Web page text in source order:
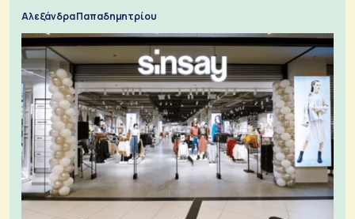
Αλεξάνδρα Παπαδημητρίου